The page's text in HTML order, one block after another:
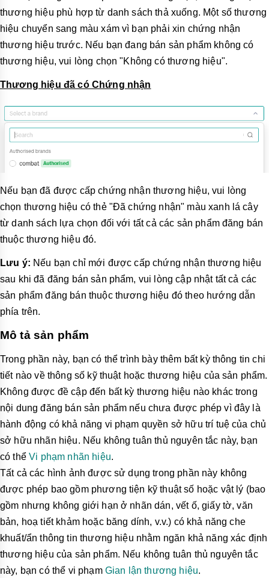
thương hiệu phù hợp từ danh sách thả xuống. Một số thương
hiệu chuyển sang màu xám vì bạn phải xin chứng nhận
thương hiệu trước. Nếu bạn đang bán sản phẩm không có
thương hiệu, vui lòng chọn "Không có thương hiệu".
Thương hiệu đã có Chứng nhận
Nếu bạn đã được cấp chứng nhận thương hiệu, vui lòng
chọn thương hiệu có thẻ "Đã chứng nhận" màu xanh lá cây
từ danh sách lựa chọn đối với tất cả các sản phẩm đăng bán
thuộc thương hiệu đó.
Lưu ý: Nếu bạn chỉ mới được cấp chứng nhận thương hiệu
sau khi đã đăng bán sản phẩm, vui lòng cập nhật tất cả các
sản phẩm đăng bán thuộc thương hiệu đó theo hướng dẫn
phía trên.
Mô tả sản phẩm
Trong phần này, bạn có thể trình bày thêm bất kỳ thông tin chi
tiết nào về thông số kỹ thuật hoặc thương hiệu của sản phẩm.
Không được đề cập đến bất kỳ thương hiệu nào khác trong
nội dung đăng bán sản phẩm nếu chưa được phép vì đây là
hành động có khả năng vi phạm quyền sở hữu trí tuệ của chủ
sở hữu nhãn hiệu. Nếu không tuân thủ nguyên tắc này, bạn
có thểVi phạm nhãn hiệu.
Tất cả các hình ảnh được sử dụng trong phần này không
được phép bao gồm phương tiện kỹ thuật số hoặc vật lý (bao
gồm nhưng không giới hạn ở nhãn dán, vết ố, giấy tờ, văn
bản, hoạ tiết khảm hoặc băng dính, v.v.) có khả năng che
khuất/ẩn thông tin thương hiệu nhằm ngăn khả năng xác định
thương hiệu của sản phẩm. Nếu không tuân thủ nguyên tắc
này, bạn có thể vi phạm Gian lận thương hiệu.